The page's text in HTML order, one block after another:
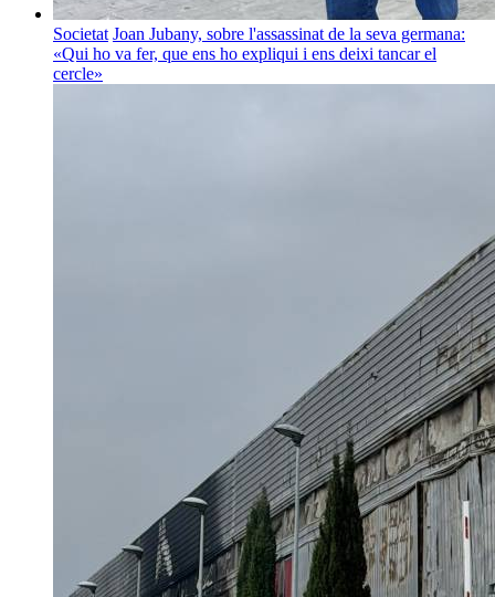
Societat Joan Jubany, sobre l'assassinat de la seva germana:
«Qui ho va fer, que ens ho expliqui i ens deixi tancar el
cercle»